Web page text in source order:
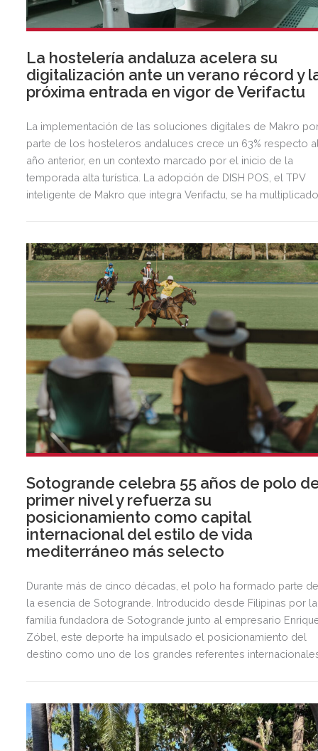
La hostelería andaluza acelera su
digitalización ante un verano récord y
próxima entrada en vigor de Verifactu
La implementación de las soluciones digitales de Makro
parte de los hosteleros andaluces crece un 63% respecto
año anterior, en un contexto marcado por el inicio de la
temporada alta turística. La adopción de DISH POS, el TPV
inteligente de Makro que integra Verifactu, se ha
Sotogrande celebra 55 años de polo
primer nivel y refuerza su
posicionamiento como capital
internacional del estilo de vida
mediterráneo más selecto
Durante más de cinco décadas, el polo ha formado parte
la esencia de Sotogrande. Introducido desde Filipinas por la
familia fundadora de Sotogrande junto al empresario
Zóbel, este deporte ha impulsado el posicionamiento del
destino como uno de los grandes referentes
exclusiva agenda social.